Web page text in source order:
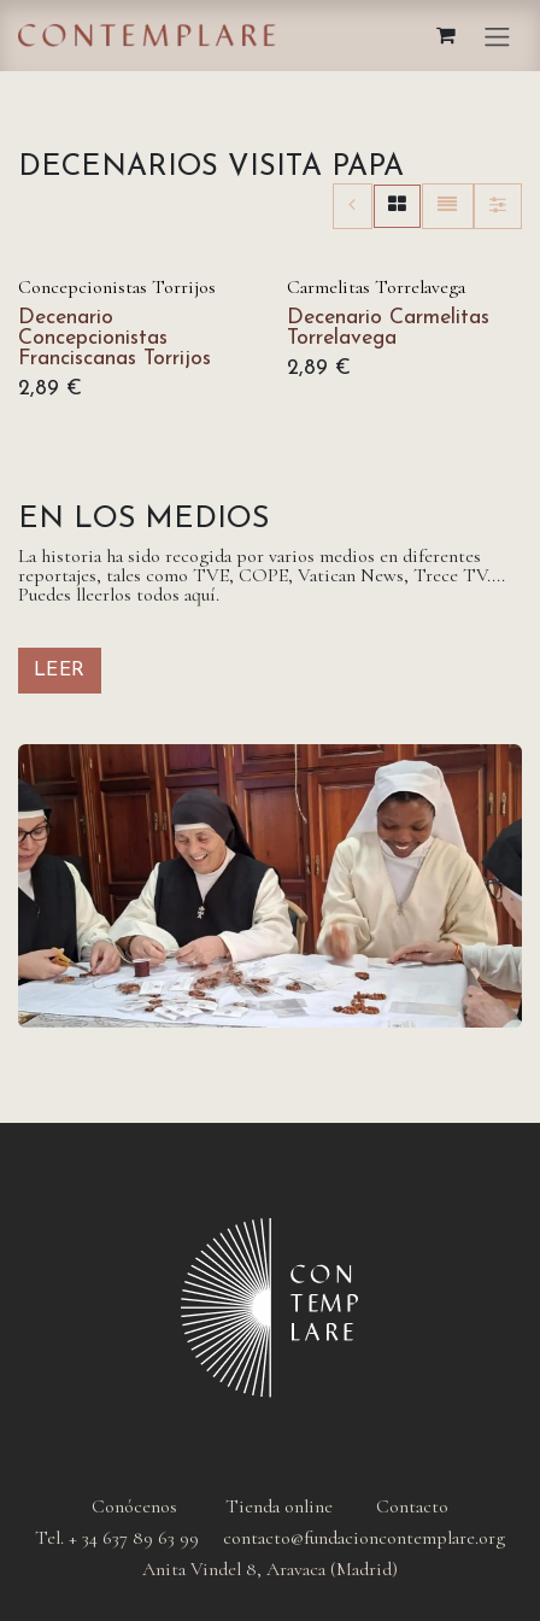
DECENARIOS VISITA PAPA
Concepcionistas Torrijos
Decenario
Concepcionistas
Franciscanas Torrijos
2,89 €
Carmelitas Torrelavega
Decenario Carmelitas
Torrelavega
2,89 €
EN LOS MEDIOS
La historia ha sido recogida por varios medios en diferentes
reportajes, tales como TVE, COPE, Vatican News, Trece TV....
Puedes lleerlos todos aquí.
LEER
Conócenos Tienda online
Contacto
Tel. + 34 637 89 63 99 contacto@fundacioncontemplare.org
Anita Vindel 8, Aravaca (Madrid)